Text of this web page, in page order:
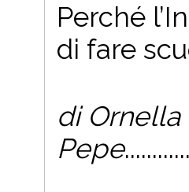
Perché l’
di fare
di Ornella
Pepe